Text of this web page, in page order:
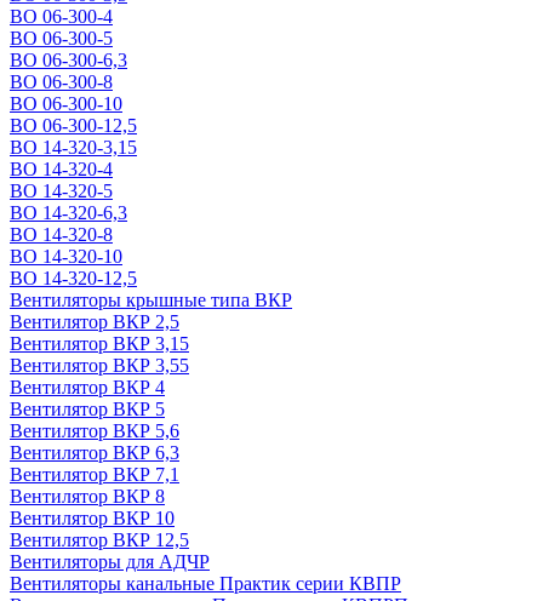
ВО 06-300-4
ВО 06-300-5
ВО 06-300-6,3
ВО 06-300-8
ВО 06-300-10
ВО 06-300-12,5
ВО 14-320-3,15
ВО 14-320-4
ВО 14-320-5
ВО 14-320-6,3
ВО 14-320-8
ВО 14-320-10
ВО 14-320-12,5
Вентиляторы крышные типа ВКР
Вентилятор ВКР 2,5
Вентилятор ВКР 3,15
Вентилятор ВКР 3,55
Вентилятор ВКР 4
Вентилятор ВКР 5
Вентилятор ВКР 5,6
Вентилятор ВКР 6,3
Вентилятор ВКР 7,1
Вентилятор ВКР 8
Вентилятор ВКР 10
Вентилятор ВКР 12,5
Вентиляторы для АДЧР
Вентиляторы канальные Практик серии КВПР